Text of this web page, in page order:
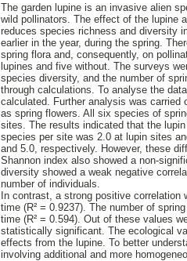
The garden lupine is an invasive alien
wild pollinators. The effect of the lupine
reduces species richness and diversity
earlier in the year, during the spring.
spring flora and, consequently, on
lupines and five without. The surveys
species diversity, and the number of
through calculations. To analyse the
calculated. Further analysis was
as spring flowers. All six species of
sites. The results indicated that the
species per site was 2.0 at lupin sites
and 5.0, respectively. However, these
Shannon index also showed a non-
diversity showed a weak negative
number of individuals.
In contrast, a strong positive correlation
time (R² = 0.9237). The number of
time (R² = 0.594). Out of these values
statistically significant. The ecological
effects from the lupine. To better
involving additional and more